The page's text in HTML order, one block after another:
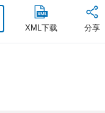
XML下载 分享